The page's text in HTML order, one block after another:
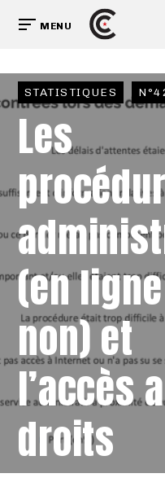
MENU
STATISTIQUES
Les
(en
non) et
l’accès
droits